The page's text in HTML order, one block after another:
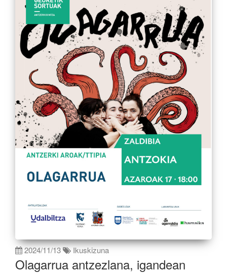
2024/11/13 Ikuskizuna
Olagarrua antzezlana, igandean